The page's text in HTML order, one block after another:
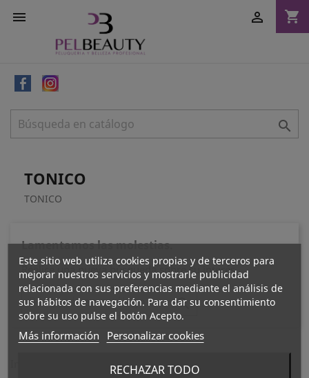
 shopping_cart


TONICO
TONICO
Lamentamos las molestias.
Realice una nueva búsqueda sobre su interés

Infórmese de nuestras últimas noticias y ofertas especiales
Este sitio web utiliza cookies propias y de terceros para
mejorar nuestros servicios y mostrarle publicidad
relacionada con sus preferencias mediante el análisis de
sus hábitos de navegación. Para dar su consentimiento
sobre su uso pulse el botón Acepto.
Más información Personalizar cookies
RECHAZAR TODO